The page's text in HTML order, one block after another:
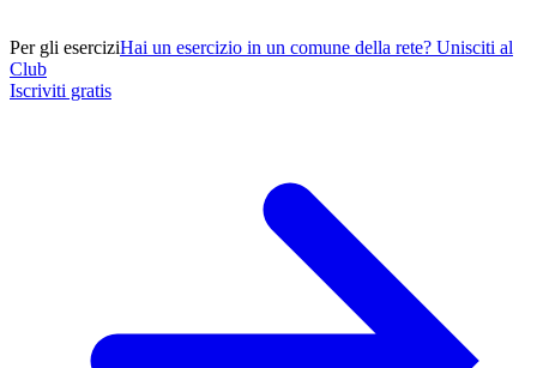
Per gli eserciziHai un esercizio in un comune della rete? Unisciti al
Club
Iscriviti gratis